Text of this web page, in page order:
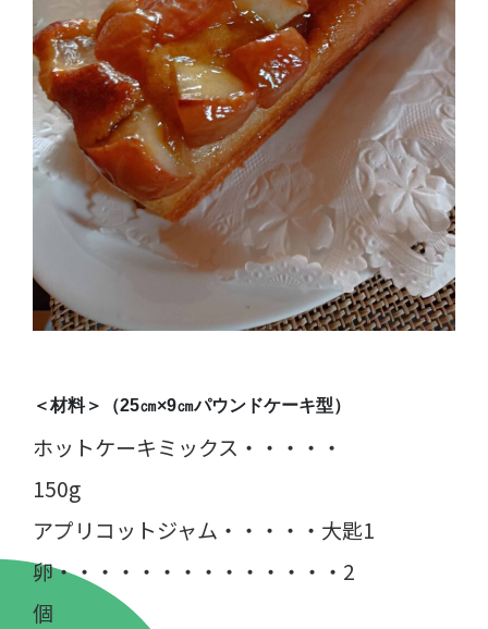
＜材料＞（25㎝×9㎝パウンドケーキ型）
ホットケーキミックス・・・・・
150g
アプリコットジャム・・・・・大匙1
卵・・・・・・・・・・・・・・2
個